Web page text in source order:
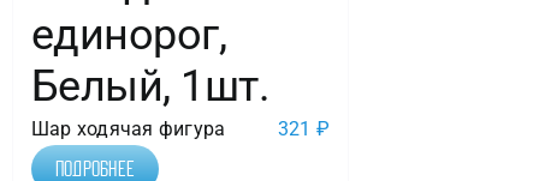
единорог,
Белый, 1шт.
Шар ходячая фигура 321 ₽
Подробнее